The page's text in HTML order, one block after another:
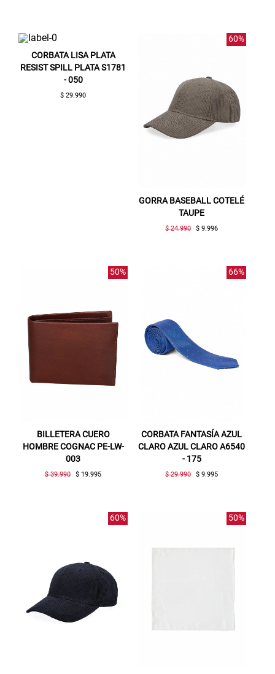
CORBATA LISA PLATA
RESIST SPILL PLATA S1781
- 050
$ 29.990
60%
GORRA BASEBALL COTELÉ
TAUPE
$ 24.990 $ 9.996
50%
BILLETERA CUERO
HOMBRE COGNAC PE-LW-
003
$ 39.990 $ 19.995
66%
CORBATA FANTASÍA AZUL
CLARO AZUL CLARO A6540
- 175
$ 29.990 $ 9.995
60% 50%